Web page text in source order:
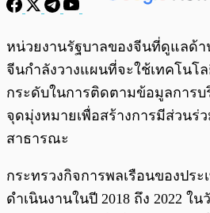
พร้อมเล่น
หน่วยงานรัฐบาลของจีนที่ดูแลด้า
จีนกำลังวางแผนที่จะใช้เทคโนโ
กระดับในการติดตามข้อมูลการบ
จุดมุ่งหมายเพื่อสร้างการมีส่วนร่
สาธารณะ
กระทรวงกิจการพลเรือนของประ
ดำเนินงานในปี 2018 ถึง 2022 ใ